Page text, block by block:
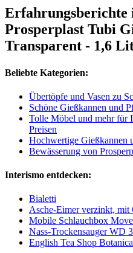
Erfahrungsberichte
Prosperplast Tubi
Transparent - 1,6
Beliebte Kategorien:
Übertöpfe und Vasen zu
Schöne Gießkannen und
Tolle Möbel und mehr für
Preisen
Hochwertige Gießkannen
Bewässerung von
Interismo entdecken:
Bialetti
Asche-Eimer verzinkt,
Mobile Schlauchbox
Nass-Trockensauger WD
English Tea Shop